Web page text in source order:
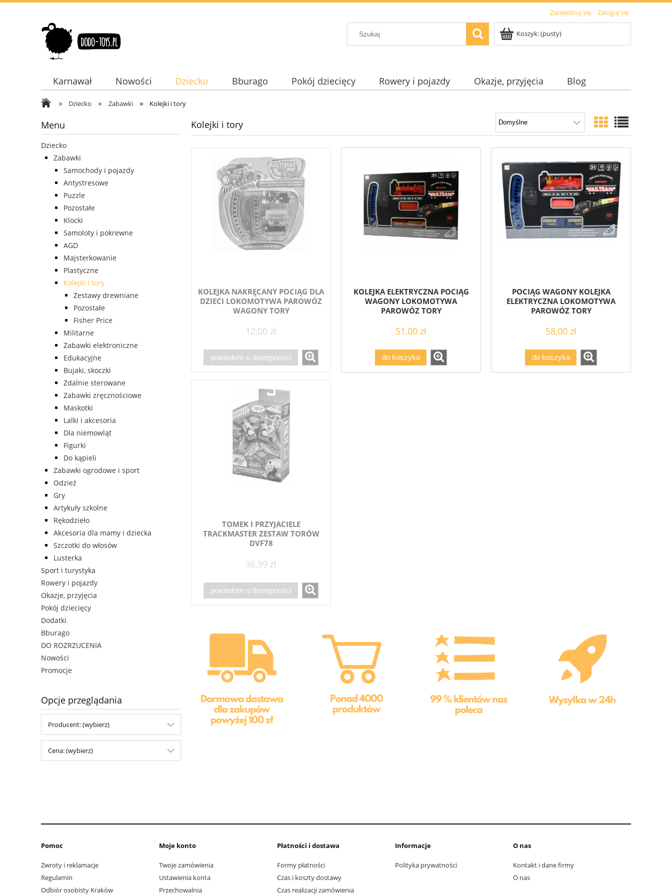
Zarejestruj się Zaloguj się
Koszyk:(pusty)
Karnawał Nowości Dziecko Bburago Pokój dziecięcy Rowery i pojazdy Okazje, przyjęcia
Blog
Dodatki
» Dziecko » Zabawki » Kolejki i tory
Menu
Dziecko
Zabawki
Samochody i pojazdy
Antystresowe
Puzzle
Pozostałe
Klocki
Samoloty i pokrewne
AGD
Majsterkowanie
Plastyczne
Kolejki i tory
Zestawy drewniane
Pozostałe
Fisher Price
Militarne
Zabawki elektroniczne
Edukacyjne
Bujaki, skoczki
Zdalnie sterowane
Zabawki zręcznościowe
Maskotki
Lalki i akcesoria
Dla niemowląt
Figurki
Do kąpieli
Zabawki ogrodowe i sport
Odzież
Gry
Artykuły szkolne
Rękodzieło
Akcesoria dla mamy i dziecka
Szczotki do włosów
Lusterka
Sport i turystyka
Rowery i pojazdy
Okazje, przyjęcia
Pokój dziecięcy
Dodatki
Bburago
DO ROZRZUCENIA
Nowości
Promocje
Opcje przeglądania
Producent: (wybierz)
Cena: (wybierz)
Kolejki i tory
KOLEJKA NAKRĘCANY POCIĄG DLA
DZIECI LOKOMOTYWA PAROWÓZ
WAGONY TORY
12,00 zł
powiadom o dostępności
KOLEJKA ELEKTRYCZNA POCIĄG
WAGONY LOKOMOTYWA
PAROWÓZ TORY
51,00 zł
do koszyka
POCIĄG WAGONY KOLEJKA
ELEKTRYCZNA LOKOMOTYWA
PAROWÓZ TORY
58,00 zł
do koszyka
TOMEK I PRZYJACIELE
TRACKMASTER ZESTAW TORÓW
DVF78
36,99 zł
powiadom o dostępności
Pomoc
Zwroty i reklamacje
Regulamin
Odbiór osobisty Kraków
Moje konto
Twoje zamówienia
Ustawienia konta
Przechowalnia
Płatności i dostawa
Formy płatności
Czas i koszty dostawy
Czas realizacji zamówienia
Informacje
Polityka prywatności
O nas
Kontakt i dane firmy
O nas